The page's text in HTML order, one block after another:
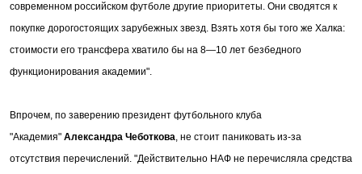
современном российском футболе другие приоритеты. Они сводятся к
покупке дорогостоящих зарубежных звезд. Взять хотя бы того же Халка:
стоимости его трансфера хватило бы на 8—10 лет безбедного
функционирования академии".
Впрочем, по заверению президент футбольного клуба
"Академия" Александра Чеботкова, не стоит паниковать из-за
отсутствия перечислений. "Действительно НАФ не перечисляла средства